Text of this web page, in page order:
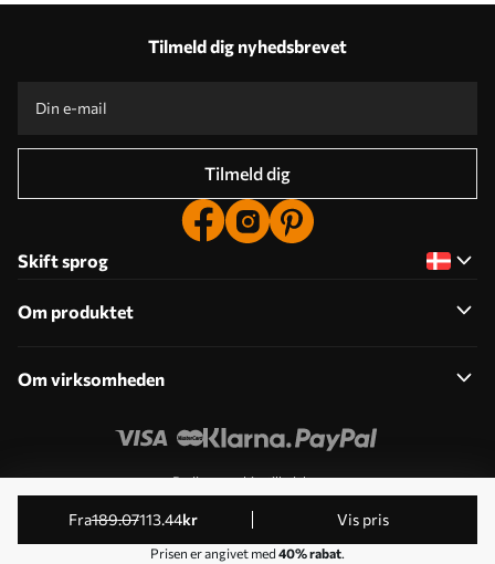
fra189.07113.44kr Vis pris
Prisen er angivet med 40% rabat.
Tilmeld dig nyhedsbrevet
Tilmeld dig
Skift sprog
Om produktet
Om virksomheden
Rediger cookie-tilladelser
© 2011-2026 Uwalls . Alle rettigheder forbeholdes. Drives
af KLW Sp. z o.o. VAT ID: PL9223057591.